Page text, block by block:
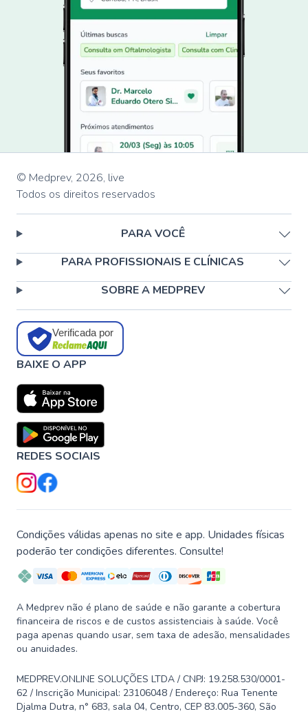
© Medprev, 2026, live
Todos os direitos reservados
PARA VOCÊ
PARA PROFISSIONAIS E CLÍNICAS
SOBRE A MEDPREV
Verificada por
BAIXE O APP
REDES SOCIAIS
Condições válidas apenas no site e app. Unidades físicas
poderão ter condições diferentes. Consulte!
A Medprev não é plano de saúde e não garante a cobertura
financeira de riscos e de custos assistenciais à saúde. Você
paga apenas quando usar, sem taxa de adesão, mensalidades
ou anuidades.
MEDPREV.ONLINE SOLUÇÕES LTDA / CNPJ: 19.258.530/0001-
62 / Inscrição Municipal: 23106048 / Endereço: Rua Tenente
Djalma Dutra, n° 683, sala 04, Centro, CEP 83.005-360, São